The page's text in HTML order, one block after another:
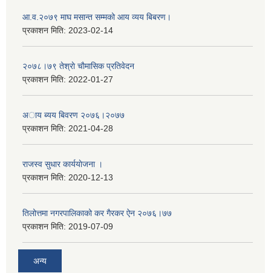
आ.व.२०७९ माघ मसान्त सम्मको आय व्यय बिबरण।
प्रकाशन मिति: 2023-02-14
२०७८।७९ तेश्राे चाैमासिक प्रतिवेदन
प्रकाशन मिति: 2022-01-27
अाय ब्यय बिवरण २०७६।२०७७
प्रकाशन मिति: 2021-04-28
राजस्व सुधार कार्ययाेजना ।
प्रकाशन मिति: 2020-12-13
तिलोत्तमा नगरपालिकाको कर गैरकर ऐन २०७६।७७
प्रकाशन मिति: 2019-07-09
अन्य